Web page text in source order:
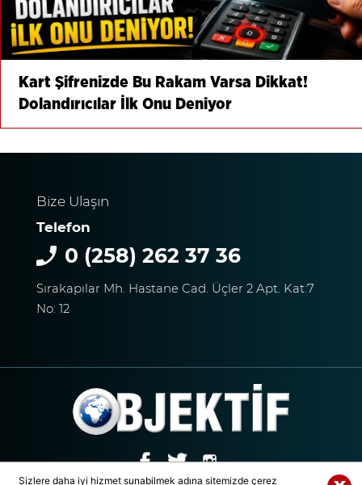
Sizlere daha iyi hizmet sunabilmek adına sitemizde çerez
Kart Şifrenizde Bu Rakam Varsa Dikkat!
Dolandırıcılar İlk Onu Deniyor
Bize Ulaşın
Telefon
0 (258) 262 37 36
Sırakapılar Mh. Hastane Cad. Üçler 2 Apt. Kat:7
No: 12